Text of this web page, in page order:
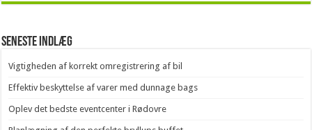
Seneste indlæg
Vigtigheden af korrekt omregistrering af bil
Effektiv beskyttelse af varer med dunnage bags
Oplev det bedste eventcenter i Rødovre